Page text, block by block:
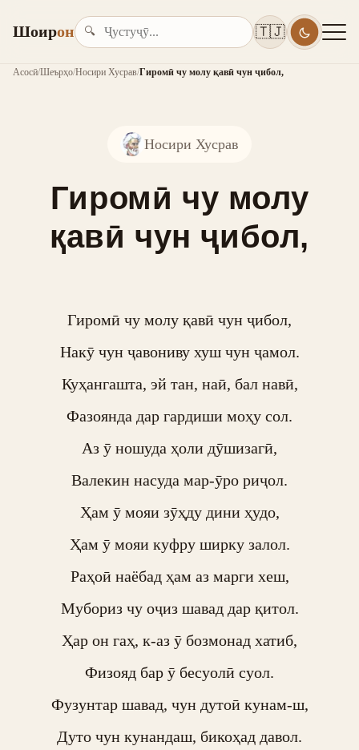
Шоирон 🔍 🇹🇯
Асосӣ/Шеърҳо/Носири Хусрав/Гиромӣ чу молу қавӣ чун ҷибол,
Носири Хусрав
Гиромӣ чу молу
қавӣ чун ҷибол,
Гиромӣ чу молу қавӣ чун ҷибол,
Накӯ чун ҷавониву хуш чун ҷамол.
Куҳангашта, эй тан, наӣ, бал навӣ,
Фазоянда дар гардиши моҳу сол.
Аз ӯ ношуда ҳоли дӯшизагӣ,
Валекин насуда мар-ӯро риҷол.
Ҳам ӯ мояи зӯҳду дини ҳудо,
Ҳам ӯ мояи куфру ширку залол.
Раҳоӣ наёбад ҳам аз марги хеш,
Мубориз чу оҷиз шавад дар қитол.
Ҳар он гаҳ, к-аз ӯ бозмонад хатиб,
Физояд бар ӯ бесуолӣ суол.
Фузунтар шавад, чун дутоӣ кунам-ш,
Дуто чун кунандаш, бикоҳад давол.